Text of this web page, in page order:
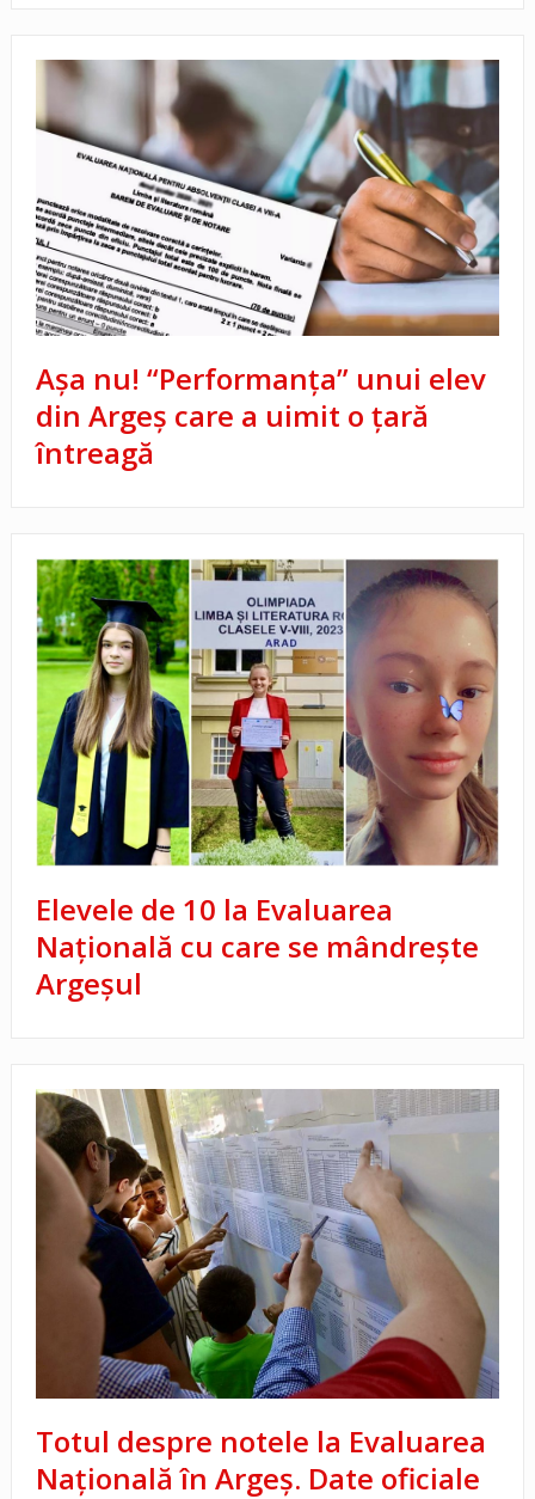
Așa nu! “Performanța” unui elev
din Argeș care a uimit o țară
întreagă
Elevele de 10 la Evaluarea
Națională cu care se mândrește
Argeșul
Totul despre notele la Evaluarea
Națională în Argeș. Date oficiale